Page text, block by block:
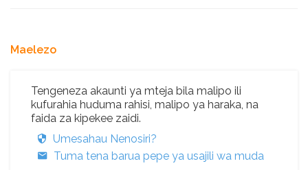
Maelezo
Tengeneza akaunti ya mteja bila malipo ili
kufurahia huduma rahisi, malipo ya haraka, na
faida za kipekee zaidi.
Umesahau Nenosiri?
Tuma tena barua pepe ya usajili wa muda